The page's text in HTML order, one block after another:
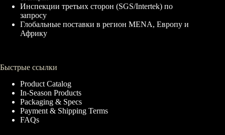
Инспекции третьих сторон (SGS/Intertek) по
запросу
Глобальные поставки в регион MENA, Европу и
Африку
Быстрые ссылки
Product Catalog
In-Season Products
Packaging & Specs
Payment & Shipping Terms
FAQs